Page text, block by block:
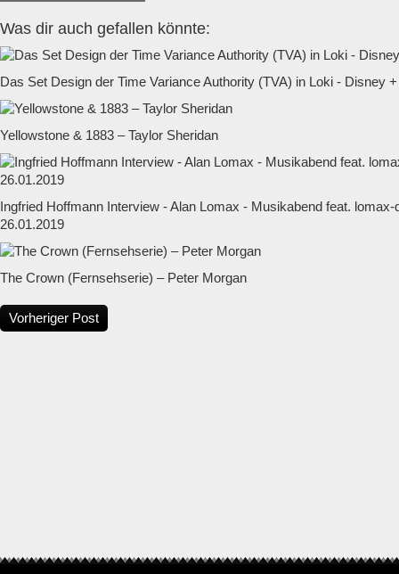
Was dir auch gefallen könnte:
Das Set Design der Time Variance Authority (TVA) in Loki - Disney +
Yellowstone & 1883 – Taylor Sheridan
Ingfried Hoffmann Interview - Alan Lomax - Musikabend feat.
26.01.2019
The Crown (Fernsehserie) – Peter Morgan
Vorheriger Post